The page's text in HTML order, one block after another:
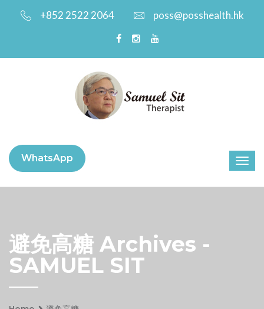
+852 2522 2064 poss@posshealth.hk
WhatsApp
避免高糖 Archives -
SAMUEL SIT